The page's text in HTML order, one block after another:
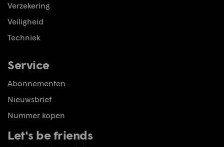
Verzekering
Veiligheid
Techniek
Service
Abonnementen
Nieuwsbrief
Nummer kopen
Let's be friends